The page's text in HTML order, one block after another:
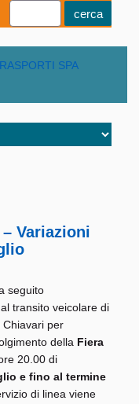
Variazioni
seguito
transito veicolare di
per
della Fiera
20.00 di
e fino al termine
di linea viene